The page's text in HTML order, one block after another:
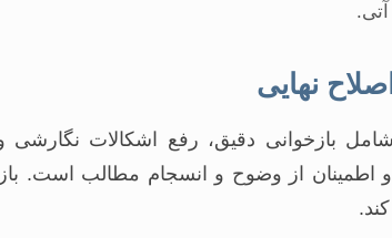
بازخوانی دقیق، رفع اشکالات نگارشی
و اطمینان از وضوح و انسجام مطالب است.